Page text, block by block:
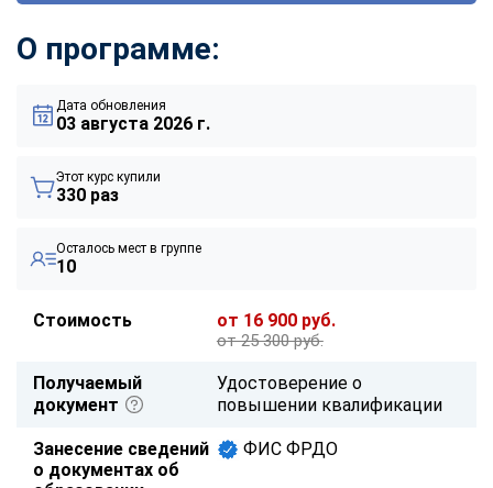
О программе:
Дата обновления
03 августа 2026 г.
Этот курс купили
330 раз
Осталось мест в группе
10
Стоимость от 16 900 руб.
от 25 300 руб.
Получаемый
документ
Удостоверение о
повышении квалификации
Занесение сведений
о документах об
ФИС ФРДО